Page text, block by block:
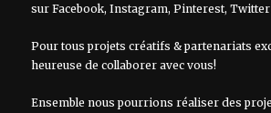
sur Facebook, Instagram, Pinterest, Twitter
Pour tous projets créatifs & partenariats
heureuse de collaborer avec vous!
Ensemble nous pourrions réaliser des